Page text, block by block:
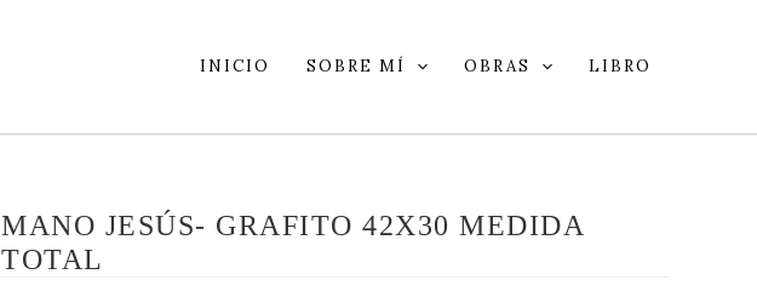
INICIO SOBRE MÍ OBRAS LIBRO
MANO JESÚS- GRAFITO 42X30 MEDIDA
TOTAL